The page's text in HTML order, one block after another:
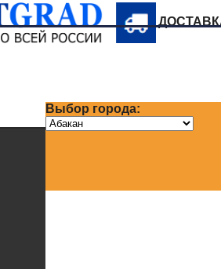
Выбор города: